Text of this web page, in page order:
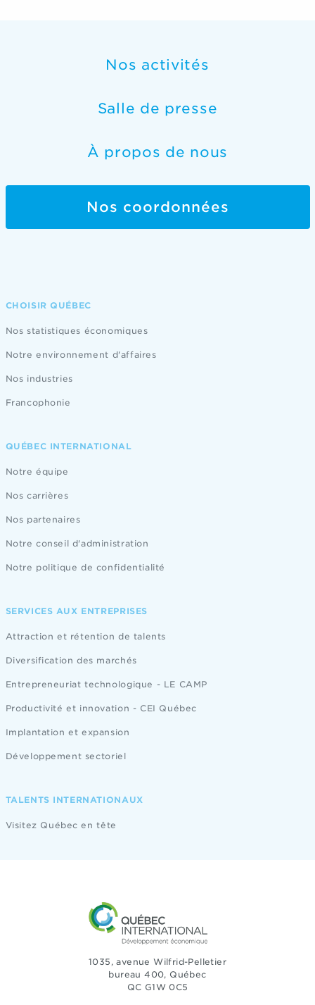
région? N'hésitez pas à nous contacter pour
ENTREPRISE
COURRIEL
TÉLÉPHONE
Nos activités
Salle de presse
À propos de nous
Nos coordonnées
CHOISIR QUÉBEC
Nos statistiques économiques
Notre environnement d'affaires
Nos industries
Francophonie
QUÉBEC INTERNATIONAL
Notre équipe
Nos carrières
Nos partenaires
Notre conseil d'administration
Notre politique de confidentialité
SERVICES AUX ENTREPRISES
Attraction et rétention de talents
Diversification des marchés
Entrepreneuriat technologique - LE CAMP
Productivité et innovation - CEI Québec
Implantation et expansion
Développement sectoriel
TALENTS INTERNATIONAUX
Visitez Québec en tête
1035, avenue Wilfrid-Pelletier
bureau 400, Québec
QC G1W 0C5